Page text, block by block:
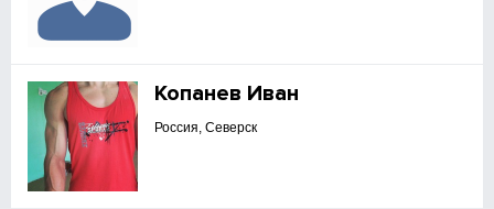
Копанев Иван
Россия, Северск